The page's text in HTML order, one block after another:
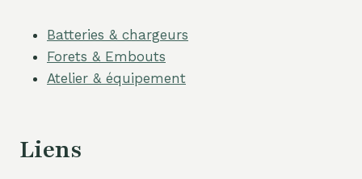
Batteries & chargeurs
Forets & Embouts
Atelier & équipement
Liens